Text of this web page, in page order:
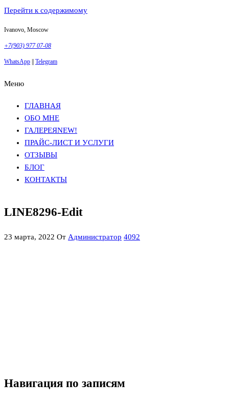
Перейти к содержимому
Ivanovo, Moscow
+7(903) 977 07-08
WhatsApp Telegram
Меню
ГЛАВНАЯ
ОБО МНЕ
ГАЛЕРЕЯNEW!
ПРАЙС-ЛИСТ И УСЛУГИ
ОТЗЫВЫ
БЛОГ
КОНТАКТЫ
LINE8296-Edit
23 марта, 2022 От Администратор 4092
Навигация по записям